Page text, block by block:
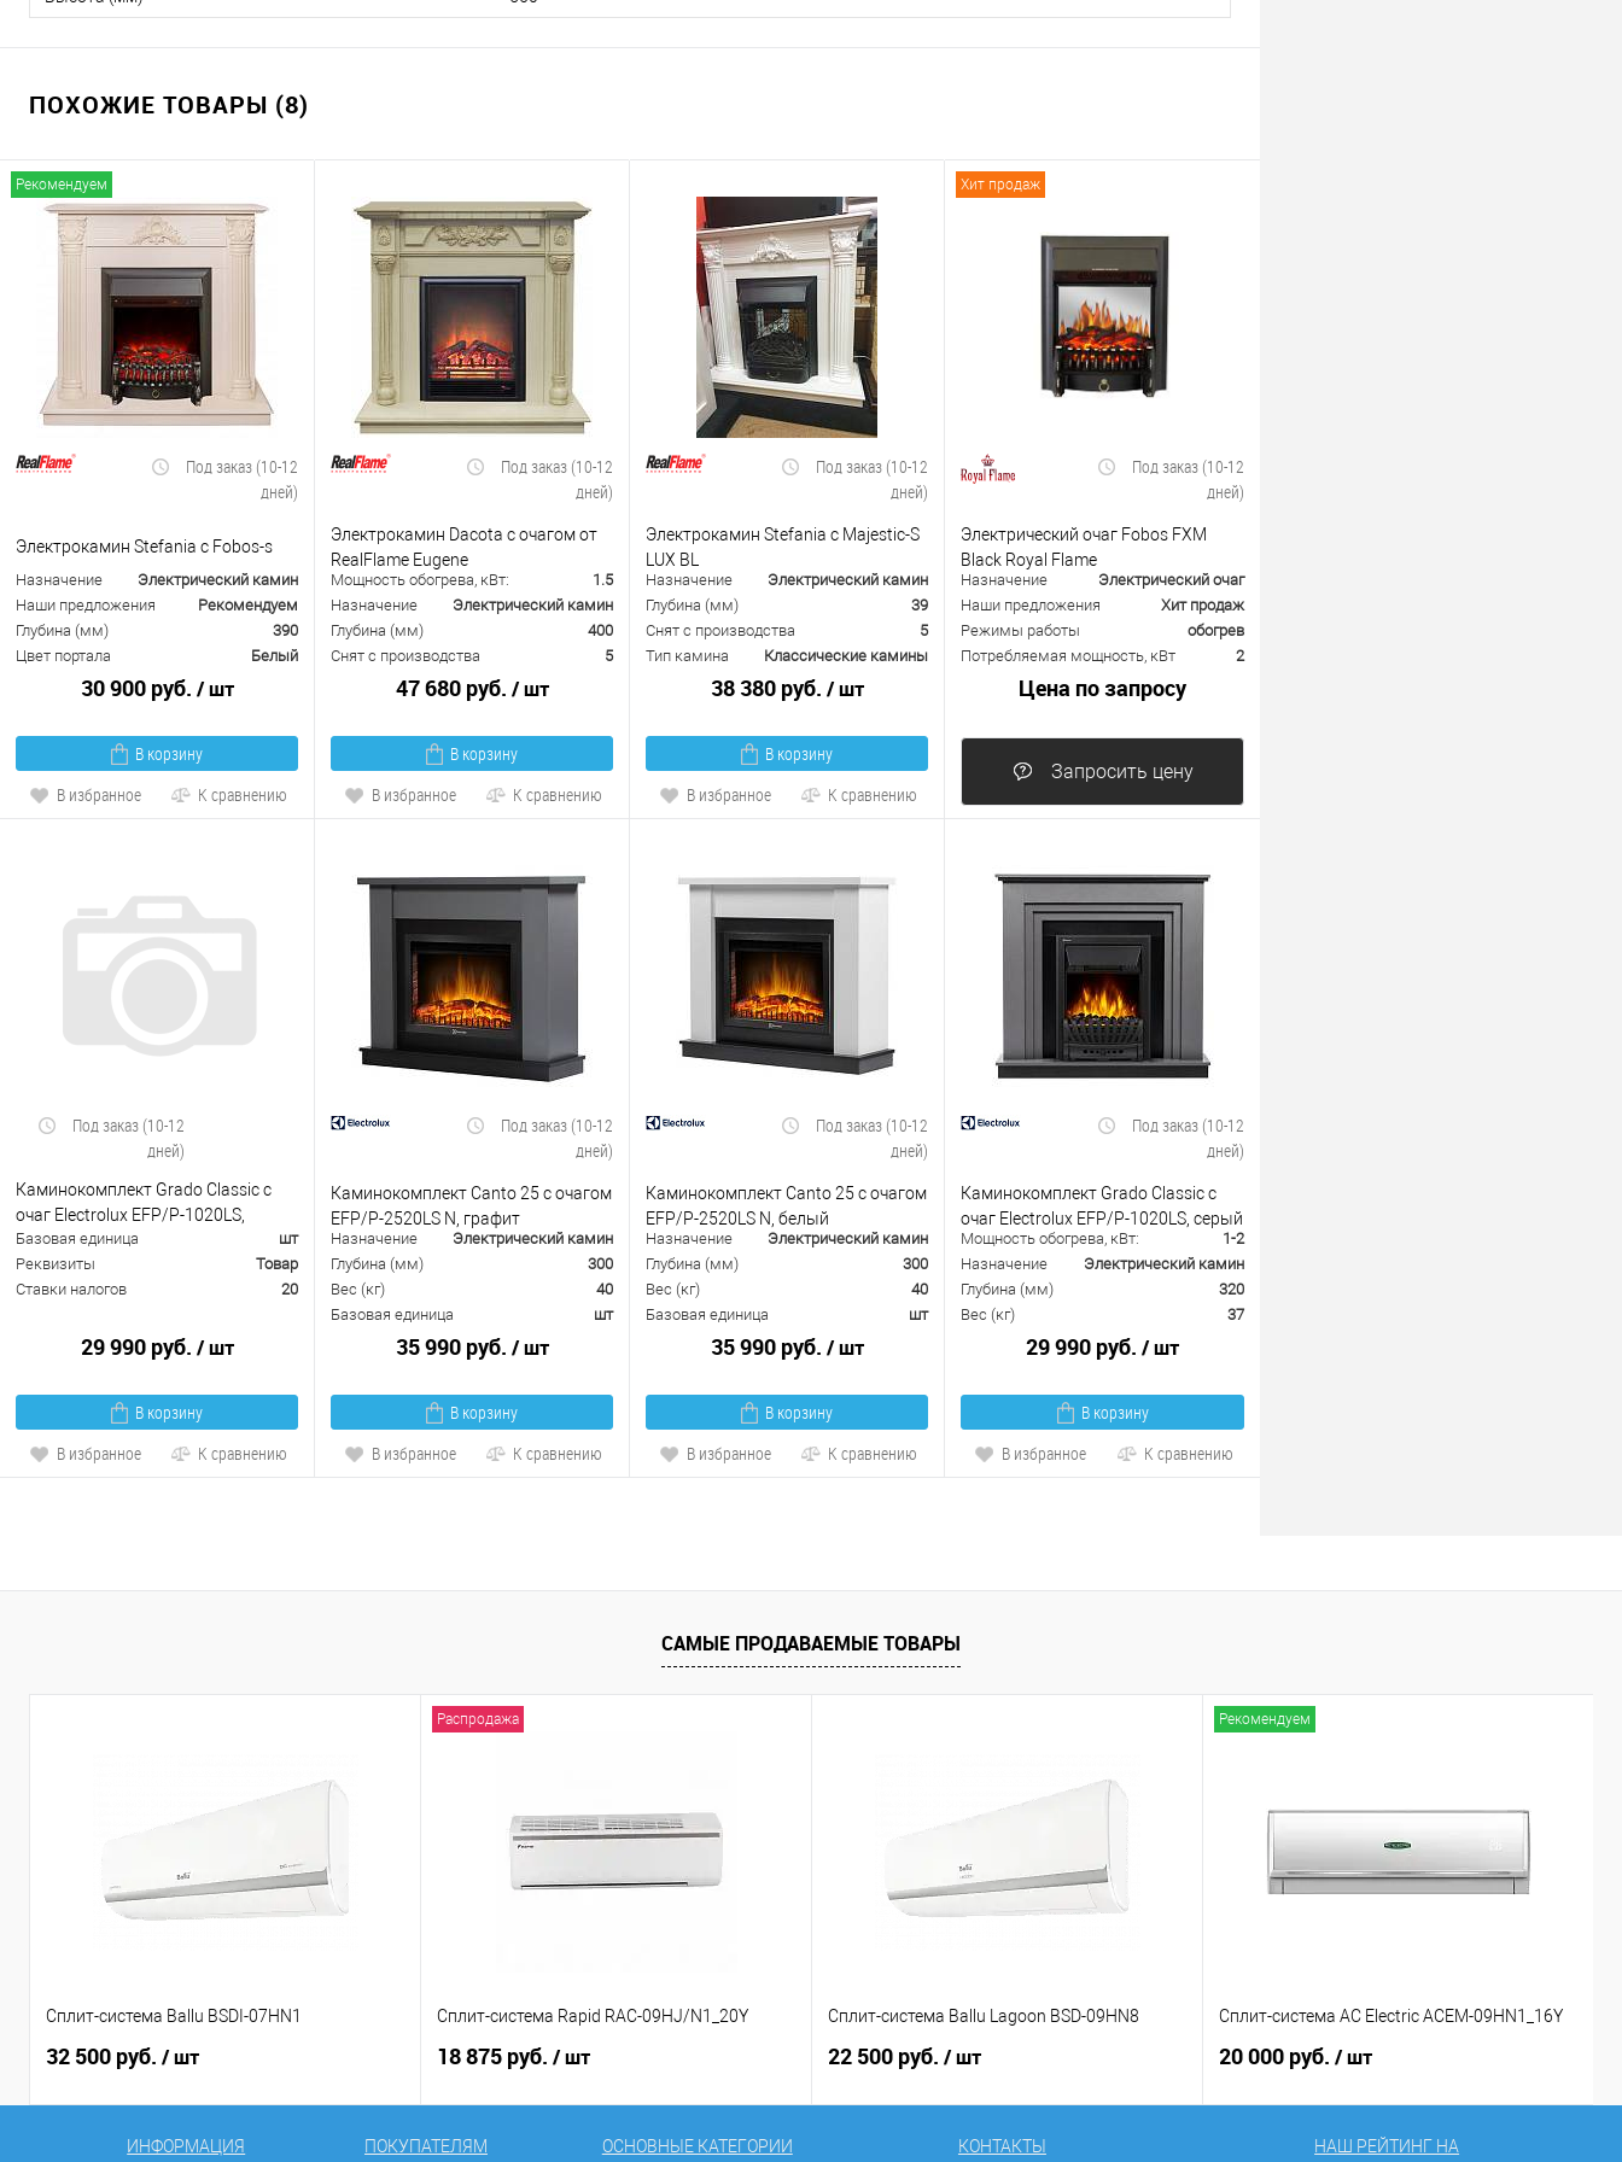
ПОХОЖИЕ ТОВАРЫ (8)
Рекомендуем
Под заказ (10-12
дней)
Электрокамин Stefania c Fobos-s
Назначение
Электрический камин
Наши предложения
Рекомендуем
Глубина (мм)
390
Цвет портала
Белый
30 900 руб. / шт
В корзину
В избранное
К сравнению
Под заказ (10-12
дней)
Электрокамин Dacota с очагом от
RealFlame Eugene
Мощность обогрева, кВт:
1.5
Назначение
Электрический камин
Глубина (мм)
400
Снят с производства
5
47 680 руб. / шт
В корзину
В избранное
К сравнению
Под заказ (10-12
дней)
Электрокамин Stefania c Majestic-S
LUX BL
Назначение
Электрический камин
Глубина (мм)
39
Снят с производства
5
Тип камина
Классические камины
38 380 руб. / шт
В корзину
В избранное
К сравнению
Хит продаж
Под заказ (10-12
дней)
Электрический очаг Fobos FXM
Black Royal Flame
Назначение
Электрический очаг
Наши предложения
Хит продаж
Режимы работы
обогрев
Потребляемая мощность, кВт
2
Цена по запросу
Запросить цену
Под заказ (10-12
дней)
Каминокомплект Grado Classic с
очаг Electrolux EFP/P-1020LS,
белый, черный
Базовая единица
шт
Реквизиты
Товар
Ставки налогов
20
29 990 руб. / шт
В корзину
В избранное
К сравнению
Под заказ (10-12
дней)
Каминокомплект Canto 25 с очагом
EFP/P-2520LS N, графит
Назначение
Электрический камин
Глубина (мм)
300
Вес (кг)
40
Базовая единица
шт
35 990 руб. / шт
В корзину
В избранное
К сравнению
Под заказ (10-12
дней)
Каминокомплект Canto 25 с очагом
EFP/P-2520LS N, белый
Назначение
Электрический камин
Глубина (мм)
300
Вес (кг)
40
Базовая единица
шт
35 990 руб. / шт
В корзину
В избранное
К сравнению
Под заказ (10-12
дней)
Каминокомплект Grado Classic с
очаг Electrolux EFP/P-1020LS, серый
Мощность обогрева, кВт:
1-2
Назначение
Электрический камин
Глубина (мм)
320
Вес (кг)
37
29 990 руб. / шт
В корзину
В избранное
К сравнению
САМЫЕ ПРОДАВАЕМЫЕ ТОВАРЫ
Сплит-система Ballu BSDI-07HN1
32 500 руб. / шт
Распродажа
Сплит-система Rapid RAC-09HJ/N1_20Y
18 875 руб. / шт
Сплит-система Ballu Lagoon BSD-09HN8
22 500 руб. / шт
Рекомендуем
Сплит-система AC Electric ACEM-09HN1_16Y
20 000 руб. / шт
ИНФОРМАЦИЯ ПОКУПАТЕЛЯМ ОСНОВНЫЕ КАТЕГОРИИ КОНТАКТЫ НАШ РЕЙТИНГ НА